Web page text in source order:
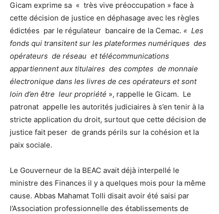
Gicam exprime sa « très vive préoccupation » face à
cette décision de justice en déphasage avec les règles
édictées par le régulateur bancaire de la Cemac. « Les
fonds qui transitent sur les plateformes numériques des
opérateurs de réseau et télécommunications
appartiennent aux titulaires des comptes de monnaie
électronique dans les livres de ces opérateurs et sont
loin d’en être leur propriété », rappelle le Gicam. Le
patronat appelle les autorités judiciaires à s’en tenir à la
stricte application du droit, surtout que cette décision de
justice fait peser de grands périls sur la cohésion et la
paix sociale.
Le Gouverneur de la BEAC avait déjà interpellé le
ministre des Finances il y a quelques mois pour la même
cause. Abbas Mahamat Tolli disait avoir été saisi par
l’Association professionnelle des établissements de